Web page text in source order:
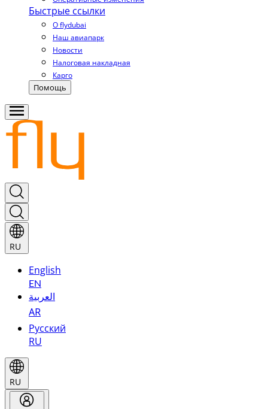
Быстрые ссылки
О flydubai
Наш авиапарк
Новости
Налоговая накладная
Карго
Помощь
RU
English
EN
العربية
AR
Русский
RU
RU